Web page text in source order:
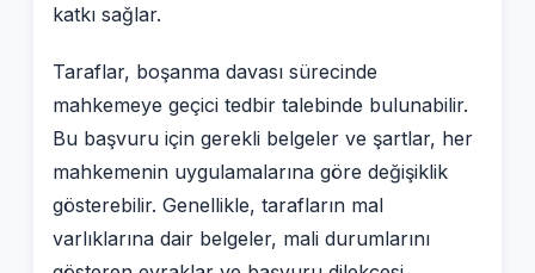
katkı sağlar.
Taraflar, boşanma davası sürecinde
mahkemeye geçici tedbir talebinde bulunabilir.
Bu başvuru için gerekli belgeler ve şartlar, her
mahkemenin uygulamalarına göre değişiklik
gösterebilir. Genellikle, tarafların mal
varlıklarına dair belgeler, mali durumlarını